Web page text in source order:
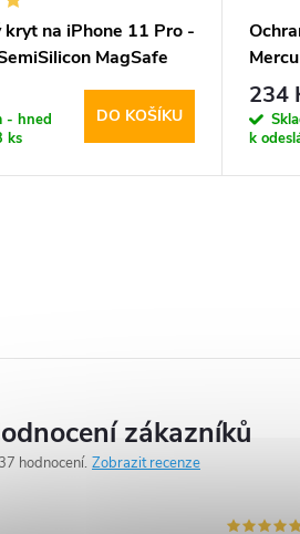
kryt na iPhone 11 Pro -
MagSafe
- hned
ks
DO KOŠÍKU
Green
234
k
zákazníků
hodnocení Zobrazit recenze